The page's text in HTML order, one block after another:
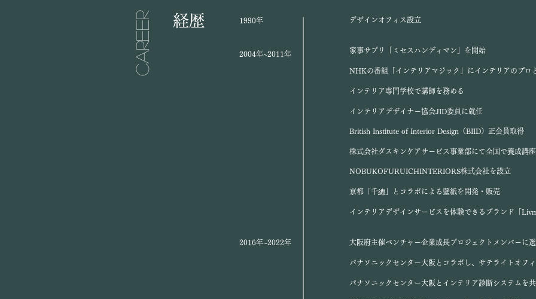
経歴
career デザインオフィス設立
家事サプリ「ミセスハンディマン」を開始
NHKの番組「インテリアマジック」にインテリアのプロ
インテリア専門学校で講師を務める​
インテリアデザイナー協会JID委員に就任
British Institute of Interior Design（BIID）正会員取得
株式会社ダスキンケアサービス事業部にて全国で養成講
NOBUKOFURUICHINTERIORS株式会社を​設立
京都「千總」とコラボによる壁紙を開発・販売
​ インテリアデザインサービスを体験できるブランド「
大阪府主催ベンチャー企業成長プロジェクトメンバーに
パナソニックセンター大阪とコラボし、サテライトオフ
パナソニックセンター大阪とインテリア診断システムを
​1990年
​2004年~2011年
​2016年~2022年